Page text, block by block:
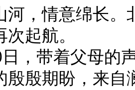
，情意绵长。
起航。
带着父母的声
殷殷期盼，来